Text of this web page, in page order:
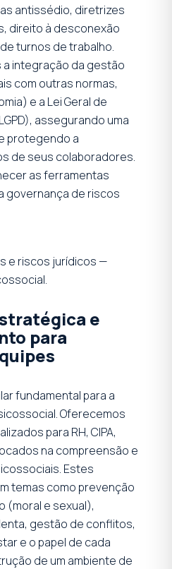
antissédio, diretrizes
direito à desconexão
turnos de trabalho.
integração da gestão
com outras normas,
e a Lei Geral de
assegurando uma
protegendo a
de seus colaboradores.
as ferramentas
governança de riscos
e riscos jurídicos —
e
para
fundamental para a
Oferecemos
para RH, CIPA,
na compreensão e
Estes
temas como prevenção
(moral e sexual),
gestão de conflitos,
e o papel de cada
de um ambiente de